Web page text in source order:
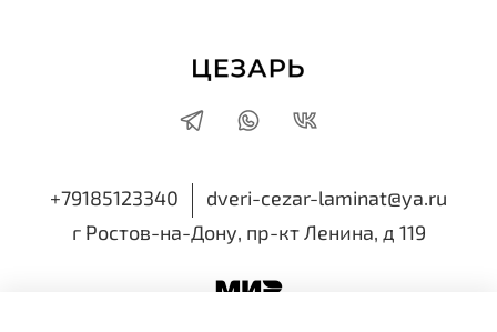
+79185123340
dveri-cezar-laminat@ya.ru
г Ростов-на-Дону, пр-кт Ленина, д 119